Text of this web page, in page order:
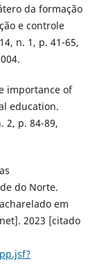
da formação
e controle
n. 1, p. 41-65,
importance of
education.
2, p. 84-89,
do Norte.
em
2023 [citado